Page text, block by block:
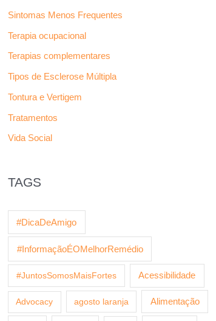
Sintomas Menos Frequentes
Terapia ocupacional
Terapias complementares
Tipos de Esclerose Múltipla
Tontura e Vertigem
Tratamentos
Vida Social
TAGS
#DicaDeAmigo
#InformaçãoÉOMelhorRemédio
#JuntosSomosMaisFortes Acessibilidade
Advocacy agosto laranja Alimentação